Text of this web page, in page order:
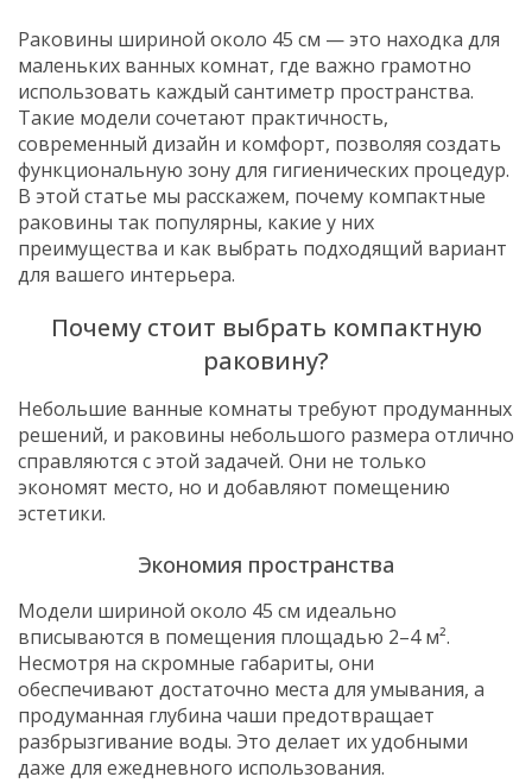
Раковины шириной около 45 см — это находка для
маленьких ванных комнат, где важно грамотно
использовать каждый сантиметр пространства.
Такие модели сочетают практичность,
современный дизайн и комфорт, позволяя создать
функциональную зону для гигиенических процедур.
В этой статье мы расскажем, почему компактные
раковины так популярны, какие у них
преимущества и как выбрать подходящий вариант
для вашего интерьера.
Почему стоит выбрать компактную
раковину?
Небольшие ванные комнаты требуют продуманных
решений, и раковины небольшого размера отлично
справляются с этой задачей. Они не только
экономят место, но и добавляют помещению
эстетики.
Экономия пространства
Модели шириной около 45 см идеально
вписываются в помещения площадью 2–4 м².
Несмотря на скромные габариты, они
обеспечивают достаточно места для умывания, а
продуманная глубина чаши предотвращает
разбрызгивание воды. Это делает их удобными
даже для ежедневного использования.